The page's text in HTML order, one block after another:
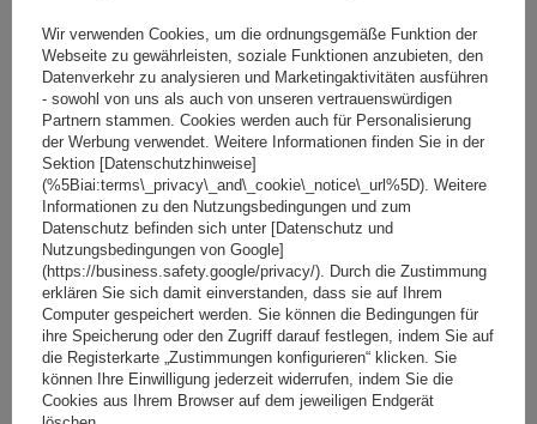
Dachträger G3 CL 61.110 universell für traditionelle und
integrierte Stahlreling
89,99 €inkl. MwSt
Große Menge verfügbar Wir versenden schon am11. August
In den
Wir verwenden Cookies, um die ordnungsgemäße Funktion der
Webseite zu gewährleisten, soziale Funktionen anzubieten, den
Datenverkehr zu analysieren und Marketingaktivitäten ausführen
- sowohl von uns als auch von unseren vertrauenswürdigen
Partnern stammen. Cookies werden auch für Personalisierung
der Werbung verwendet. Weitere Informationen finden Sie in der
Sektion [Datenschutzhinweise]
(%5Biai:terms\_privacy\_and\_cookie\_notice\_url%5D). Weitere
Informationen zu den Nutzungsbedingungen und zum
Datenschutz befinden sich unter [Datenschutz und
Nutzungsbedingungen von Google]
(https://business.safety.google/privacy/). Durch die Zustimmung
erklären Sie sich damit einverstanden, dass sie auf Ihrem
Computer gespeichert werden. Sie können die Bedingungen für
ihre Speicherung oder den Zugriff darauf festlegen, indem Sie auf
die Registerkarte „Zustimmungen konfigurieren“ klicken. Sie
können Ihre Einwilligung jederzeit widerrufen, indem Sie die
Cookies aus Ihrem Browser auf dem jeweiligen Endgerät